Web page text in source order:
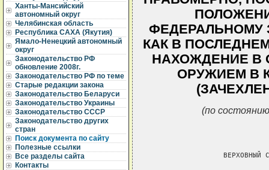
Ханты-Мансийский
автономный округ
Челябинская область
Республика САХА (Якутия)
Ямало-Ненецкий автономный
округ
Законодательство РФ
обновление 2008г.
Законодательство РФ по теме
Старые редакции закона
Законодательство Беларуси
Законодательство Украины
Законодательство СССР
Законодательство других
стран
Поиск документа по сайту
Полезные ссылки
Все разделы сайта
Контакты
ФЕДЕРАЛЬНОМУ
КАК В
НАХОЖДЕНИЕ В
ОРУЖИЕМ В
(по